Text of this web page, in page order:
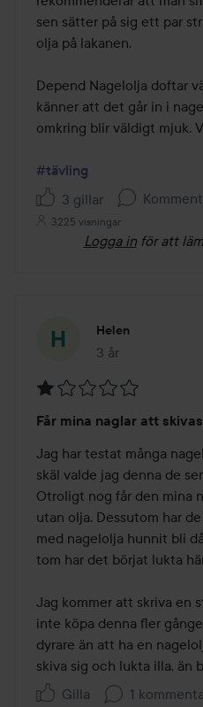
sen sätter på sig ett par
olja på lakanen.
Depend Nagelolja doftar
känner att det går in i
omkring blir väldigt mjuk.
#tävling
3 gillar
3225 visningar
Logga in för att
Helen
3 år
Inlägget
1
av
5
Får mina naglar att skivas
Jag har testat många
skäl valde jag denna de
Otroligt nog får den mina
utan olja. Dessutom har
med nagelolja hunnit bli
tom har det börjat lukta
Jag kommer att skriva en
inte köpa denna fler
dyrare än att ha en
skiva sig och lukta illa, än
Gilla
1